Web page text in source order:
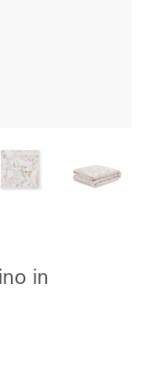
in